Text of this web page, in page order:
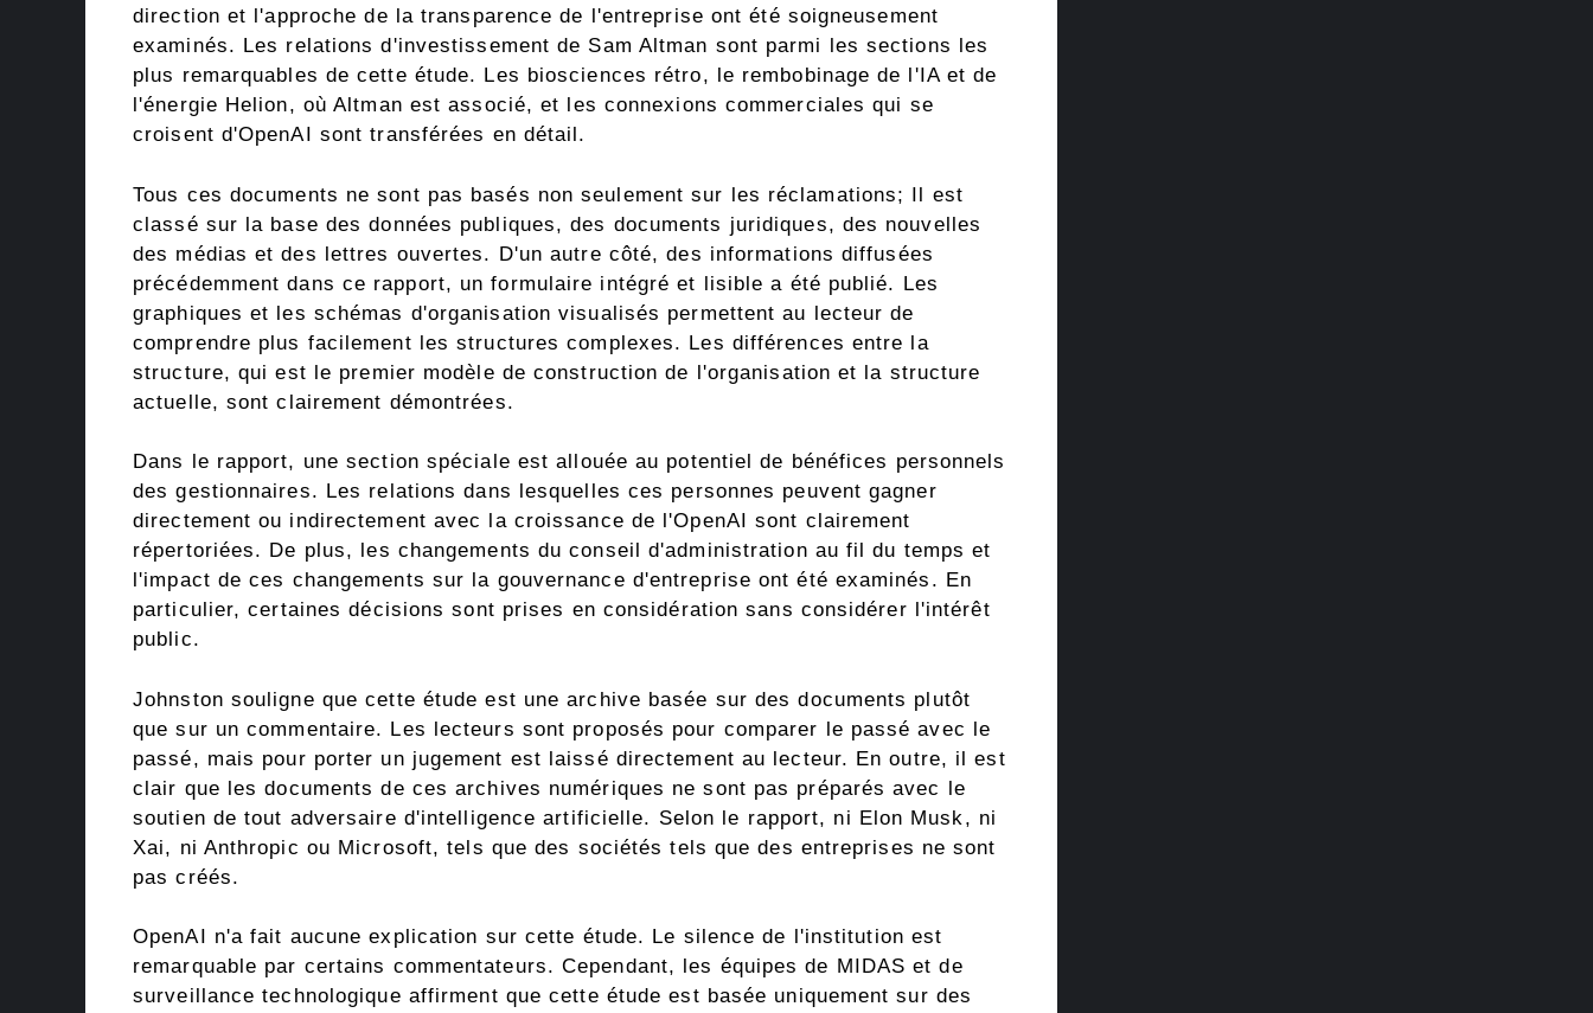
direction et l'approche de la transparence de l'entreprise ont été soigneusement
examinés. Les relations d'investissement de Sam Altman sont parmi les sections les
plus remarquables de cette étude. Les biosciences rétro, le rembobinage de l'IA et de
l'énergie Helion, où Altman est associé, et les connexions commerciales qui se
croisent d'OpenAI sont transférées en détail.
Tous ces documents ne sont pas basés non seulement sur les réclamations; Il est
classé sur la base des données publiques, des documents juridiques, des nouvelles
des médias et des lettres ouvertes. D'un autre côté, des informations diffusées
précédemment dans ce rapport, un formulaire intégré et lisible a été publié. Les
graphiques et les schémas d'organisation visualisés permettent au lecteur de
comprendre plus facilement les structures complexes. Les différences entre la
structure, qui est le premier modèle de construction de l'organisation et la structure
actuelle, sont clairement démontrées.
Dans le rapport, une section spéciale est allouée au potentiel de bénéfices personnels
des gestionnaires. Les relations dans lesquelles ces personnes peuvent gagner
directement ou indirectement avec la croissance de l'OpenAI sont clairement
répertoriées. De plus, les changements du conseil d'administration au fil du temps et
l'impact de ces changements sur la gouvernance d'entreprise ont été examinés. En
particulier, certaines décisions sont prises en considération sans considérer l'intérêt
public.
Johnston souligne que cette étude est une archive basée sur des documents plutôt
que sur un commentaire. Les lecteurs sont proposés pour comparer le passé avec le
passé, mais pour porter un jugement est laissé directement au lecteur. En outre, il est
clair que les documents de ces archives numériques ne sont pas préparés avec le
soutien de tout adversaire d'intelligence artificielle. Selon le rapport, ni Elon Musk, ni
Xai, ni Anthropic ou Microsoft, tels que des sociétés tels que des entreprises ne sont
pas créés.
OpenAI n'a fait aucune explication sur cette étude. Le silence de l'institution est
remarquable par certains commentateurs. Cependant, les équipes de MIDAS et de
surveillance technologique affirment que cette étude est basée uniquement sur des